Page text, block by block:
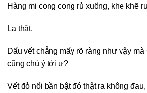
Hàng mi cong cong rủ xuống, khe khẽ
Lạ thật.
Dấu vết chẳng mấy rõ ràng như vậy
cũng chú ý tới ư?
Vết đỏ nổi bần bật đó thật ra không